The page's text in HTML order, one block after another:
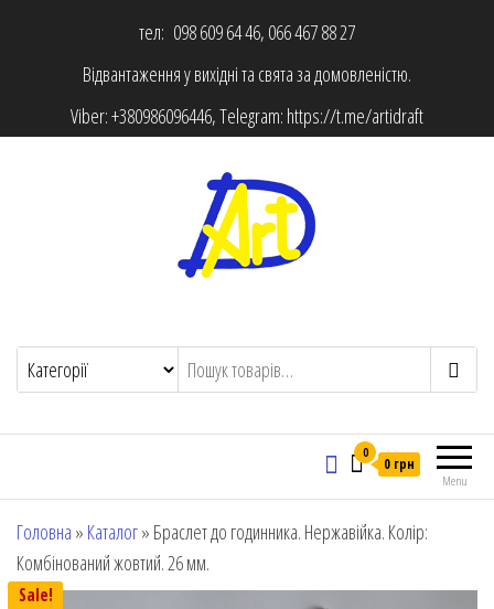
тел: 098 609 64 46, 066 467 88 27
Відвантаження у вихідні та свята за домовленістю.
Viber:+380986096446, Telegram: https://t.me/artidraft
Menu
0
0 грн
Головна » Каталог» Браслет до годинника. Нержавійка. Колір:
Комбінований жовтий. 26 мм.
Sale!